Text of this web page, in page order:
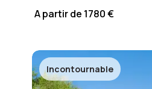
A partir de 1780 €
Incontournable